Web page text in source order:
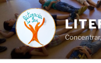
Saltar
para
o
conteúdo